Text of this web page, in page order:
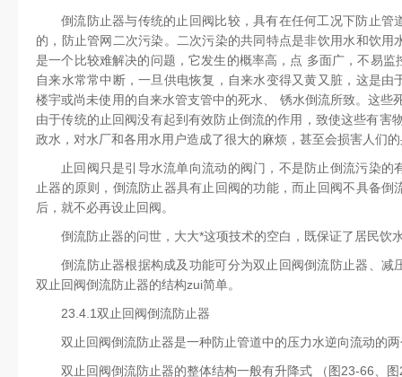
倒流防止器与传统的止回阀比较，具有在任何工况下防止管
的，防止管网二次污染。二次污染的共同特点是非饮用水和饮
是一个比较难解决的问题，它发生的概率高，点 多面广，不易
自来水常常中断，一旦供电恢复，自来水变得又黄又脏，这是
楼宇或尚未使用的自来水管支管中的死水、 锈水倒流所致。这些
由于传统的止回阀没有起到有效防止倒流的作用，致使这些有害
政水，对水厂和各用水用户造成了很大的麻烦，甚至会损害人们
止回阀只是引导水流单向流动的阀门，不是防止倒流污染
止器的原则，倒流防止器具有止回阀的功能，而止回阀不具备
后，就不必再设止回阀。
倒流防止器的问世，大大*这项技术的空白，既保证了居民饮
倒流防止器根据构成及功能可分为双止回阀倒流防止器、减
双止回阀倒流防止器的结构zui简单。
23.4.1双止回阀倒流防止器
双止回阀倒流防止器是一种防止管道中的压力水逆向流动的
双止回阀倒流防止器的整体结构一般有升降式 （图23-66、